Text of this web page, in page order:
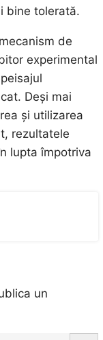
bine tolerată.
de
experimental
Deși mai
și utilizarea
rezultatele
lupta împotriva
un